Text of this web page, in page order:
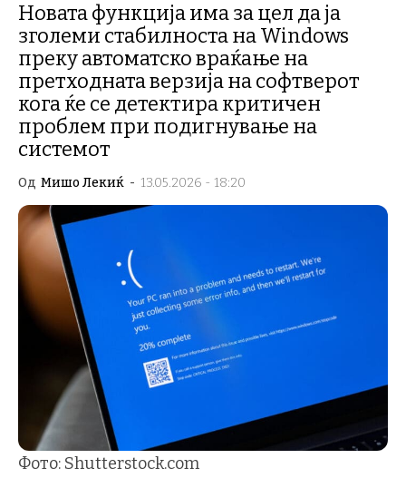
Новата функција има за цел да ја
зголеми стабилноста на Windows
преку автоматско враќање на
претходната верзија на софтверот
кога ќе се детектира критичен
проблем при подигнување на
системот
Од Мишо Лекиќ - 13.05.2026 - 18:20
Фото: Shutterstock.com